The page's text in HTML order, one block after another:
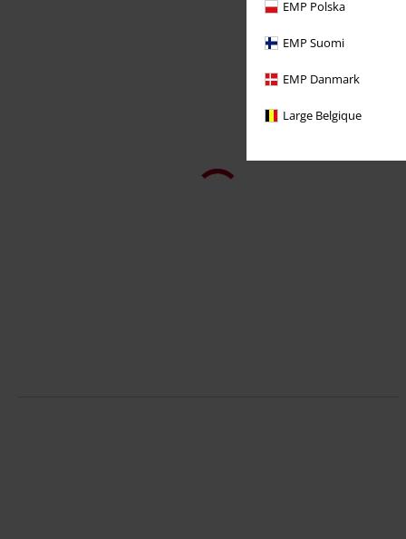
EMP Polska
EMP Suomi
EMP Danmark
Large Belgique